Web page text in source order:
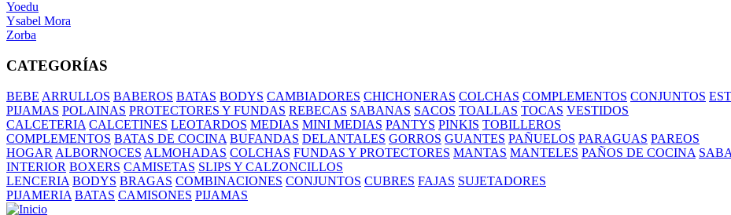
Yoedu
Ysabel Mora
Zorba
CATEGORÍAS
BEBE ARRULLOS BABEROS BATAS BODYS CAMBIADORES CHICHONERAS COLCHAS COMPLEMENTOS CONJUNTOS
PIJAMAS POLAINAS PROTECTORES Y FUNDAS REBECAS SABANAS SACOS TOALLAS TOCAS VESTIDOS
CALCETERIA CALCETINES LEOTARDOS MEDIAS MINI MEDIAS PANTYS PINKIS TOBILLEROS
COMPLEMENTOS BATAS DE COCINA BUFANDAS DELANTALES GORROS GUANTES PAÑUELOS PARAGUAS PAREOS
HOGAR ALBORNOCES ALMOHADAS COLCHAS FUNDAS Y PROTECTORES MANTAS MANTELES PAÑOS DE COCINA
INTERIOR BOXERS CAMISETAS SLIPS Y CALZONCILLOS
LENCERIA BODYS BRAGAS COMBINACIONES CONJUNTOS CUBRES FAJAS SUJETADORES
PIJAMERIA BATAS CAMISONES PIJAMAS